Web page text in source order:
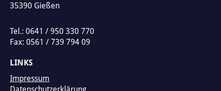
35390 Gießen
Tel.: 0641 / 950 330 770
Fax: 0561 / 739 794 09
LINKS
Impressum
Datenschutzerklärung